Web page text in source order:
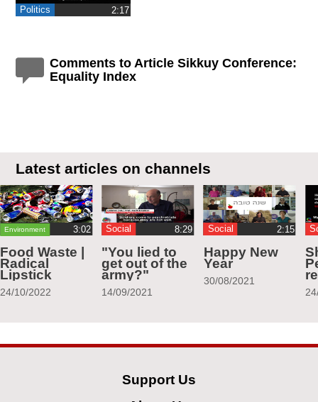
Politics ‎2:17
Comments to Article Sikkuy Conference:
Equality Index
Latest articles on channels
Environment ‏3:02
Food Waste |
Radical
Lipstick
24/10/2022
Social
"You lied to
get out of the
army?"
14/09/2021
Social ‏2:15
Happy New
Year
30/08/2021
Support Us